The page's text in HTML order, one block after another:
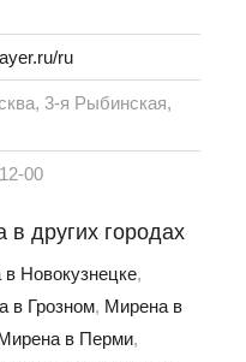
ru
3-я Рыбинская,
00
других городах
Новокузнецке,
в Грозном, Мирена в
в Перми,